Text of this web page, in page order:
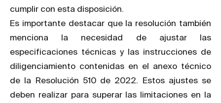
cumplir con esta disposición.
Es importante destacar que la resolución también
menciona la necesidad de ajustar las
especificaciones técnicas y las instrucciones de
diligenciamiento contenidas en el anexo técnico
de la Resolución 510 de 2022. Estos ajustes se
deben realizar para superar las limitaciones en la